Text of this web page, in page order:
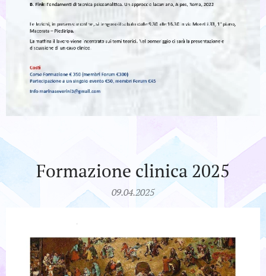
Formazione clinica 2025
09.04.2025